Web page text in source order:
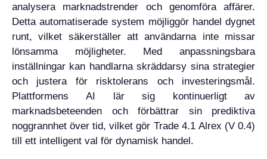
analysera marknadstrender och genomföra affärer.
Detta automatiserade system möjliggör handel dygnet
runt, vilket säkerställer att användarna inte missar
lönsamma möjligheter. Med anpassningsbara
inställningar kan handlarna skräddarsy sina strategier
och justera för risktolerans och investeringsmål.
Plattformens AI lär sig kontinuerligt av
marknadsbeteenden och förbättrar sin prediktiva
noggrannhet över tid, vilket gör Trade 4.1 Alrex (V 0.4)
till ett intelligent val för dynamisk handel.